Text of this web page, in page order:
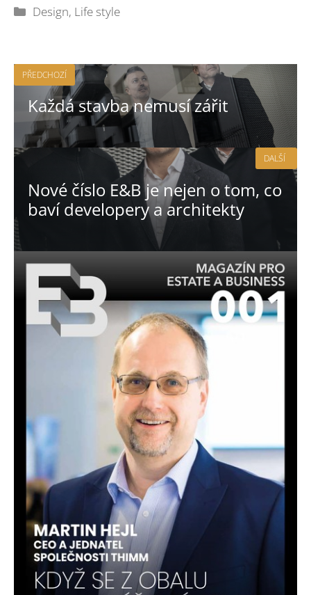
Rubriky
Design, Life style
PŘEDCHOZÍ
Každá stavba nemusí zářit
Nové číslo E&B je nejen o tom, co
baví developery a architekty
DALŠÍ